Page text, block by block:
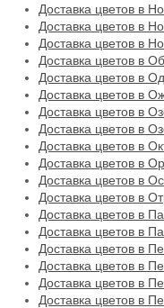
Доставка цветов в
Доставка цветов в
Доставка цветов в
Доставка цветов в
Доставка цветов в
Доставка цветов в
Доставка цветов в
Доставка цветов в
Доставка цветов в
Доставка цветов в
Доставка цветов в
Доставка цветов в
Доставка цветов в
Доставка цветов в
Доставка цветов в
Доставка цветов в
Доставка цветов в
Доставка цветов в